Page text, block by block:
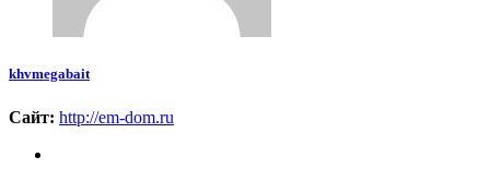
khvmegabait
Сайт: http://em-dom.ru